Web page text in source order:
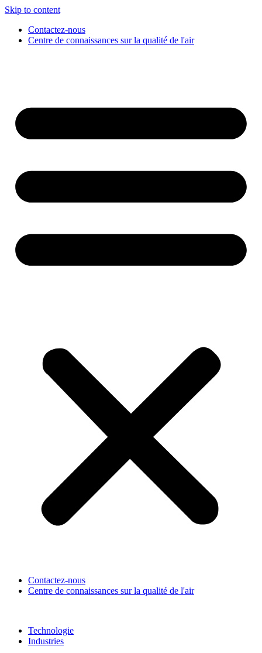
Skip to content
Contactez-nous
Centre de connaissances sur la qualité de l'air
Contactez-nous
Centre de connaissances sur la qualité de l'air
Technologie
Industries